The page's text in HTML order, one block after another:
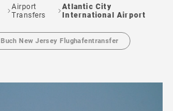
Airport
Transfers
Atlantic City
International Airport
Buch New Jersey Flughafentransfer